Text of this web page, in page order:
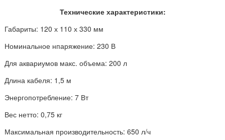
Технические характеристики:
Габариты: 120 х 110 х 330 мм
Номинальное нпаряжение: 230 В
Для аквариумов макс. объема: 200 л
Длина кабеля: 1,5 м
Энергопотребление: 7 Вт
Вес нетто: 0,75 кг
Максимальная производительность: 650 л/ч